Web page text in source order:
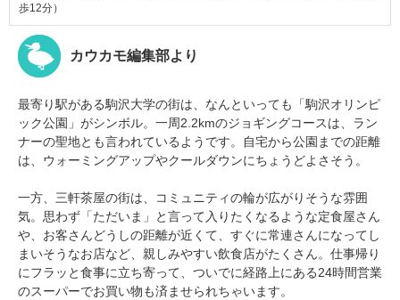
歩12分）
カウカモ編集部より
最寄り駅がある駒沢大学の街は、なんといっても「駒沢オリンピ
ック公園」がシンボル。一周2.2kmのジョギングコースは、ラン
ナーの聖地とも言われているようです。自宅から公園までの距離
は、ウォーミングアップやクールダウンにちょうどよさそう。
一方、三軒茶屋の街は、コミュニティの輪が広がりそうな雰囲
気。思わず「ただいま」と言って入りたくなるような定食屋さん
や、お客さんどうしの距離が近くて、すぐに常連さんになってし
まいそうなお店など、親しみやすい飲食店がたくさん。仕事帰り
にフラッと食事に立ち寄って、ついでに経路上にある24時間営業
のスーパーでお買い物も済ませられちゃいます。